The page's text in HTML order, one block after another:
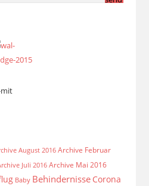
August 2016 Archive Februar
Juli 2016 Archive Mai 2016
Baby Behindernisse Corona